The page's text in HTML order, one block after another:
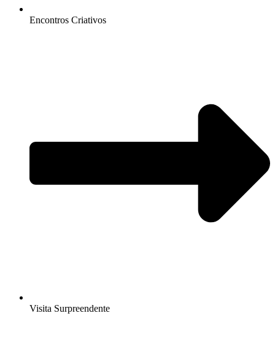
Encontros Criativos
Visita Surpreendente